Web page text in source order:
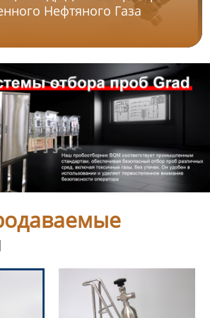
Нефтяного Газа